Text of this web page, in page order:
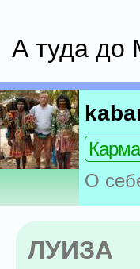
А туда до
О
ЛУИЗА